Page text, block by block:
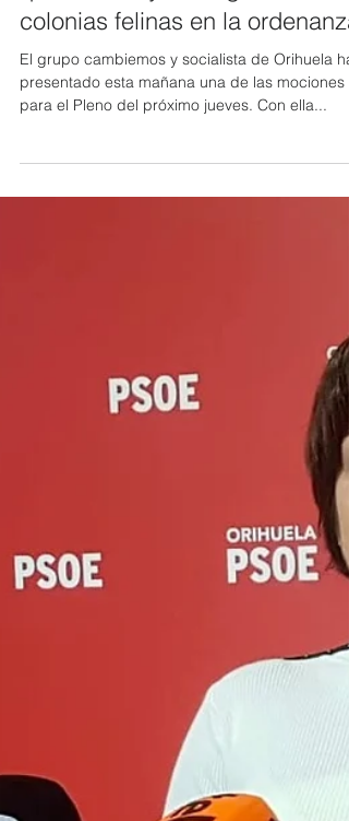
Cambiemos UP y PSOE pedirán
que se incluya la regulación de
colonias felinas en la ordenanza
El grupo cambiemos y socialista de Orihuela
para el Pleno del próximo jueves. Con ella...